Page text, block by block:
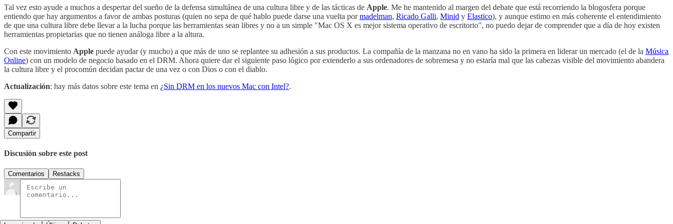
Tal vez esto ayude a muchos a despertar del sueño de la defensa simultánea de una cultura libre y de las tácticas de Apple. Me he mantenido al margen del debate que está recorriendo la blogosfera porque
entiendo que hay argumentos a favor de ambas posturas (quien no sepa de qué hablo puede darse una vuelta pormadelman, Ricado Galli, Minid y Elastico), y aunque estimo en más coherente el entendimiento
de que una cultura libre debe llevar a la lucha porque las herramientas sean libres y no a un simple "Mac OS X es mejor sistema operativo de escritorio", no puedo dejar de comprender que a día de hoy existen
herramientas propietarias que no tienen análoga libre a la altura.
Con este movimiento Apple puede ayudar (y mucho) a que más de uno se replantee su adhesión a sus productos. La compañía de la manzana no en vano ha sido la primera en liderar un mercado (el de la Música
Online) con un modelo de negocio basado en el DRM. Ahora quiere dar el siguiente paso lógico por extenderlo a sus ordenadores de sobremesa y no estaría mal que las cabezas visible del movimiento abandera
la cultura libre y el procomún decidan pactar de una vez o con Dios o con el diablo.
Actualización: hay más datos sobre este tema en ¿Sin DRM en los nuevos Mac con Intel?.
Compartir
Discusión sobre este post
Comentarios Restacks